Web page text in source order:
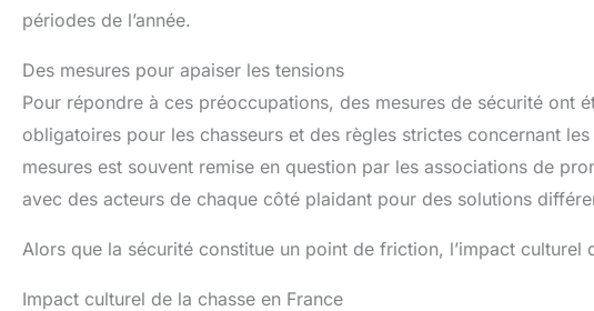
périodes de l’année.
Des mesures pour apaiser les tensions
Pour répondre à ces préoccupations, des mesures de sécurité ont
obligatoires pour les chasseurs et des règles strictes concernant
mesures est souvent remise en question par les associations de
avec des acteurs de chaque côté plaidant pour des solutions
Alors que la sécurité constitue un point de friction, l’impact culturel
Impact culturel de la chasse en France